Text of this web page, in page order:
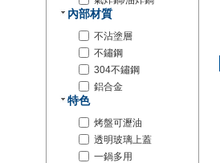
內部材質
不沾塗層
不鏽鋼
304不鏽鋼
鋁合金
特色
烤盤可瀝油
透明玻璃上蓋
一鍋多用